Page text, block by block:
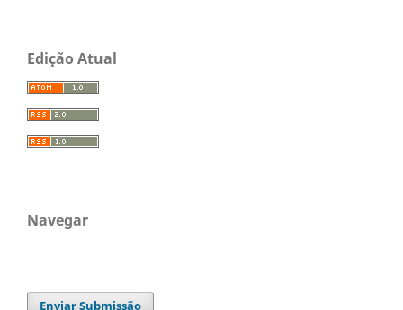
Edição Atual
Navegar
Enviar Submissão